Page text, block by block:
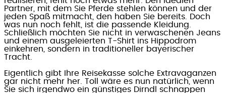
Partner, mit dem Sie Pferde stehlen können und der
jeden Spaß mitmacht, den haben Sie bereits. Doch
was nun noch fehlt, ist die passende Kleidung.
Schließlich möchten Sie nicht in verwaschenen Jeans
und einem ausgeleierten T-Shirt ins Hippodrom
einkehren, sondern in traditioneller bayerischer
Tracht.
Eigentlich gibt Ihre Reisekasse solche Extravaganzen
gar nicht mehr her. Toll wäre es nun natürlich, wenn
Sie sich irgendwo ein günstiges Dirndl schnappen